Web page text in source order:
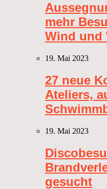
mehr
Wind und
19. Mai 2023
27 neue
Ateliers,
19. Mai 2023
gesucht